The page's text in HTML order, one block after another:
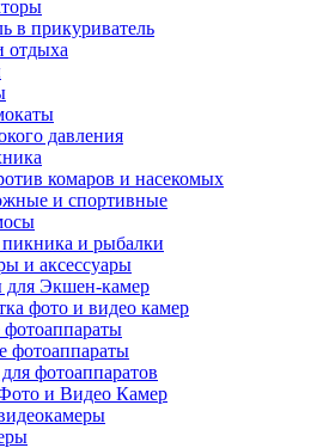
в прикуриватель
отдыха
давления
комаров и насекомых
и спортивные
и рыбалки
и аксессуары
для Экшен-камер
фото и видео камер
фотоаппараты
фотоаппараты
фотоаппаратов
и Видео Камер